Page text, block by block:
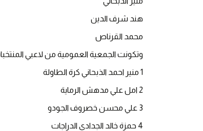
هند شرف الدين
محمد القرناص
وتكونت الجمعية العمومية من لاعبي
1 منير احمد الذبحاني كرة الطاولة
2 امل علي مدهش الرماية
3 علي محسن خصروف الجودو
4 حمزة خالد الجدادي الدراجات